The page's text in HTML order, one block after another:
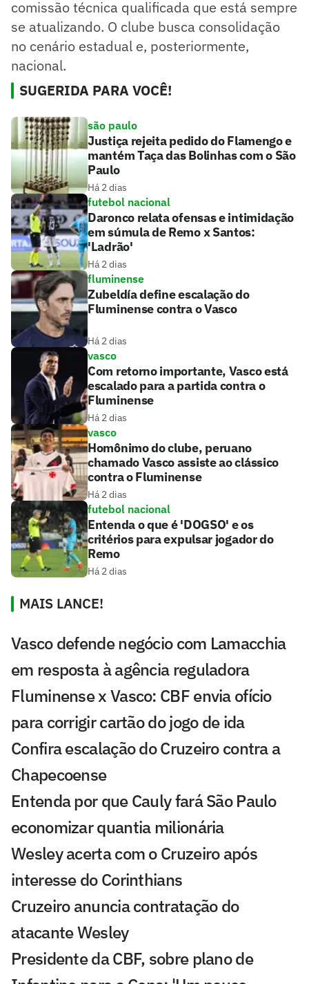
comissão técnica qualificada que está sempre
se atualizando. O clube busca consolidação
no cenário estadual e, posteriormente,
nacional.
SUGERIDA PARA VOCÊ!
são paulo
Justiça rejeita pedido do Flamengo e
mantém Taça das Bolinhas com o São
Paulo
Há 2 dias
futebol nacional
Daronco relata ofensas e intimidação
em súmula de Remo x Santos:
'Ladrão'
Há 2 dias
fluminense
Zubeldía define escalação do
Fluminense contra o Vasco
Há 2 dias
vasco
Com retorno importante, Vasco está
escalado para a partida contra o
Fluminense
Há 2 dias
vasco
Homônimo do clube, peruano
chamado Vasco assiste ao clássico
contra o Fluminense
Há 2 dias
futebol nacional
Entenda o que é 'DOGSO' e os
critérios para expulsar jogador do
Remo
Há 2 dias
MAIS LANCE!
Vasco defende negócio com Lamacchia
em resposta à agência reguladora
Fluminense x Vasco: CBF envia ofício
para corrigir cartão do jogo de ida
Confira escalação do Cruzeiro contra a
Chapecoense
Entenda por que Cauly fará São Paulo
economizar quantia milionária
Wesley acerta com o Cruzeiro após
interesse do Corinthians
Cruzeiro anuncia contratação do
atacante Wesley
Presidente da CBF, sobre plano de